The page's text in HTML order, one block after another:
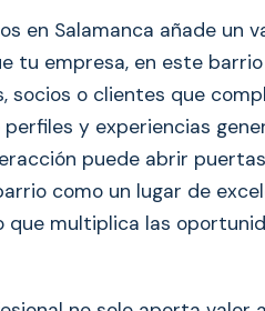
en Salamanca añade un
tu empresa, en este
socios o clientes que
y experiencias
puede abrir
como un lugar de
que multiplica las